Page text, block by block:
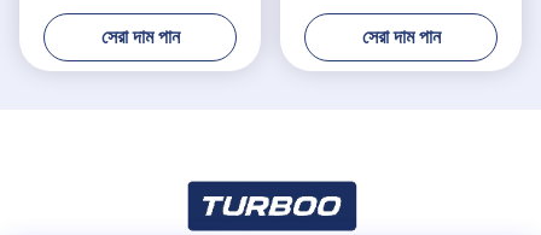
মোটর ভোল্টেজ
সেরা দাম পান
নিয়ন্ত্রণ
সেরা দাম পান